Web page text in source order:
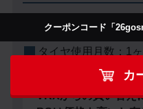
クーポンコード「
カ
車種： ダイハツミラ
タイヤ使用月数： 1
VRXからの買い替え